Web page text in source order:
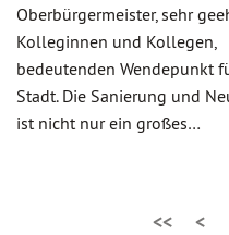
Oberbürgermeister, sehr
Kolleginnen und Kollegen,
bedeutenden Wendepunkt
Stadt. Die Sanierung und
ist nicht nur ein großes…
<< <